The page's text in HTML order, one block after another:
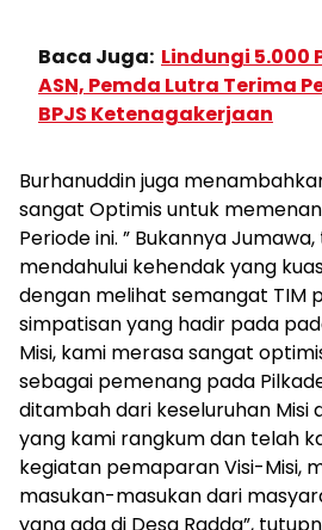
Baca Juga: Lindungi 5.000
ASN, Pemda Lutra Terima
BPJS Ketenagakerjaan
Burhanuddin juga
sangat Optimis untuk
Periode ini. ” Bukannya
mendahului kehendak yang
dengan melihat semangat TIM
simpatisan yang hadir pada
Misi, kami merasa sangat
sebagai pemenang pada
ditambah dari keseluruhan Misi
yang kami rangkum dan telah
kegiatan pemaparan Visi-Misi,
masukan-masukan dari